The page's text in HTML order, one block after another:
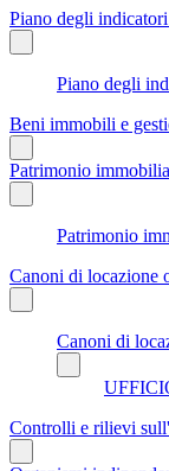
Piano degli
Piano degli
Beni immobili e
Patrimonio
Patrimonio
Canoni di locazione
Canoni di
Controlli e rilievi